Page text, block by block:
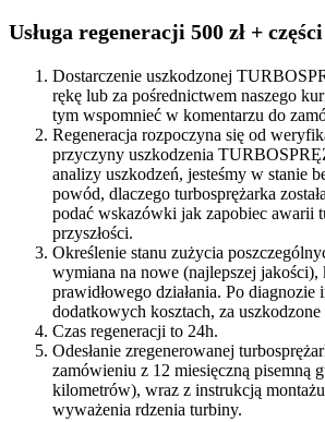
Usługa regeneracji 500 zł + części
Dostarczenie uszkodzonej
rękę lub za pośrednictwem naszego
tym wspomnieć w komentarzu do
Regeneracja rozpoczyna się od
przyczyny uszkodzenia
analizy uszkodzeń, jesteśmy w stanie
powód, dlaczego turbosprężarka
podać wskazówki jak zapobiec awarii
przyszłości.
Określenie stanu zużycia
wymiana na nowe (najlepszej jakości),
prawidłowego działania. Po
dodatkowych kosztach, za uszkodzone
Czas regeneracji to 24h.
Odesłanie zregenerowanej
zamówieniu z 12 miesięczną pisemną
kilometrów), wraz z instrukcją
wyważenia rdzenia turbiny.